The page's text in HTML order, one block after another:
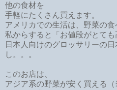
他の食材を
手軽にたくさん買えます。
アメリカでの生活は、野菜の食
私からすると「お値段がとても
日本人向けのグロッサリーの
し。。。
このお店は、
アジア系の野菜が安く買える